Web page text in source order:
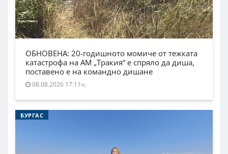
ОБНОВЕНА: 20-годишното момиче от тежката
катастрофа на АМ „Тракия“ е спряло да диша,
поставено е на командно дишане
08.08.2026 17:11ч.
БУРГАС